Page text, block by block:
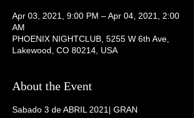
Apr 03, 2021, 9:00 PM – Apr 04, 2021, 2:00
AM
PHOENIX NIGHTCLUB, 5255 W 6th Ave,
Lakewood, CO 80214, USA
About the Event
Sabado 3 de ABRIL 2021| GRAN